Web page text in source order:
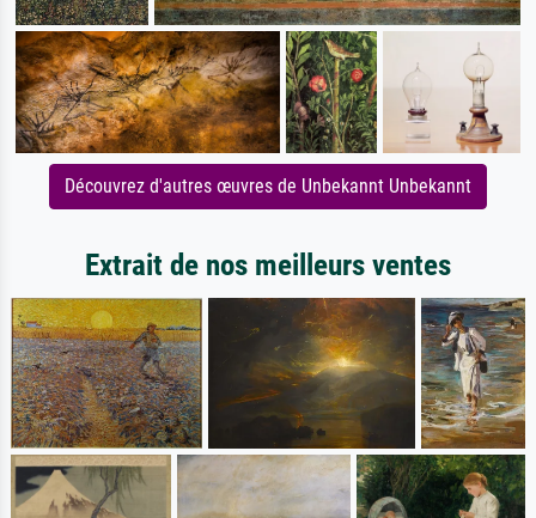
Découvrez d'autres œuvres de Unbekannt Unbekannt
Extrait de nos meilleurs ventes